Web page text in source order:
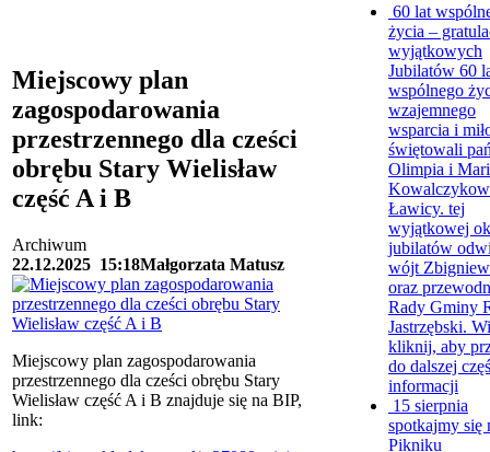
Miejscowy plan
zagospodarowania
przestrzennego dla cześci
obrębu Stary Wielisław
część A i B
Archiwum
22.12.2025 15:18Małgorzata Matusz
Miejscowy plan zagospodarowania
przestrzennego dla cześci obrębu Stary
Wielisław część A i B znajduje się na BIP,
link:
60 lat
życia –
wyjątkowych
Jubilatów 60
wspólnego
wzajemnego
wsparcia i
świętowali
Olimpia i
Ławicy. tej
wyjątkowej
jubilatów
wójt
oraz
Rady Gminy
Jastrzębski.
kliknij, aby
do dalszej
informacji
15 sierpnia
spotkajmy się
Pikniku